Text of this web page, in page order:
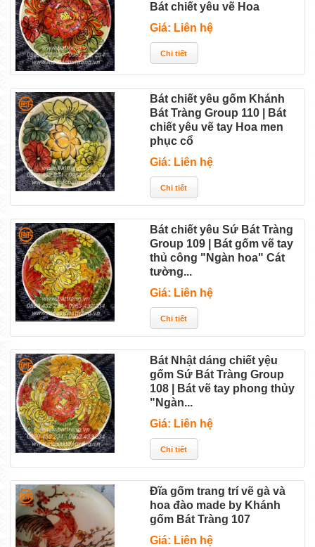
Bát chiết yêu vẽ Hoa
Giá: Liên hệ
Bát chiết yêu gốm Khánh
Bát Tràng Group 110 | Bát
chiết yêu vẽ tay Hoa men
phục cổ
Giá: Liên hệ
Bát chiết yêu Sứ Bát Tràng
Group 109 | Bát gốm vẽ tay
thủ công "Ngàn hoa" Cát
tường...
Giá: Liên hệ
Bát Nhật dáng chiết yệu
gốm Sứ Bát Tràng Group
108 | Bát vẽ tay phong thủy
"Ngàn...
Giá: Liên hệ
Đĩa gốm trang trí vẽ gà và
hoa đào made by Khánh
gốm Bát Tràng 107
Giá: Liên hệ